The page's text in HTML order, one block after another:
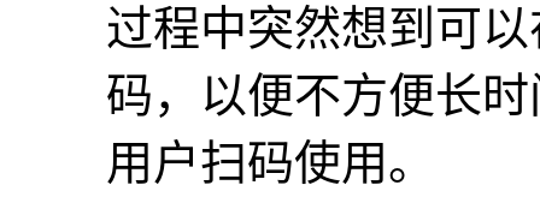
过程中突然想到可
码，以便不方便长
用户扫码使用。